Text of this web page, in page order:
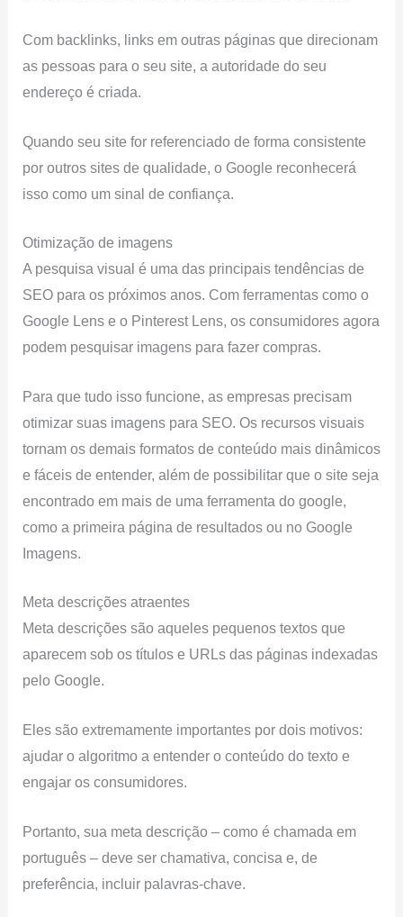
Com backlinks, links em outras páginas que direcionam
as pessoas para o seu site, a autoridade do seu
endereço é criada.
Quando seu site for referenciado de forma consistente
por outros sites de qualidade, o Google reconhecerá
isso como um sinal de confiança.
Otimização de imagens
A pesquisa visual é uma das principais tendências de
SEO para os próximos anos. Com ferramentas como o
Google Lens e o Pinterest Lens, os consumidores agora
podem pesquisar imagens para fazer compras.
Para que tudo isso funcione, as empresas precisam
otimizar suas imagens para SEO. Os recursos visuais
tornam os demais formatos de conteúdo mais dinâmicos
e fáceis de entender, além de possibilitar que o site seja
encontrado em mais de uma ferramenta do google,
como a primeira página de resultados ou no Google
Imagens.
Meta descrições atraentes
Meta descrições são aqueles pequenos textos que
aparecem sob os títulos e URLs das páginas indexadas
pelo Google.
Eles são extremamente importantes por dois motivos:
ajudar o algoritmo a entender o conteúdo do texto e
engajar os consumidores.
Portanto, sua meta descrição – como é chamada em
português – deve ser chamativa, concisa e, de
preferência, incluir palavras-chave.